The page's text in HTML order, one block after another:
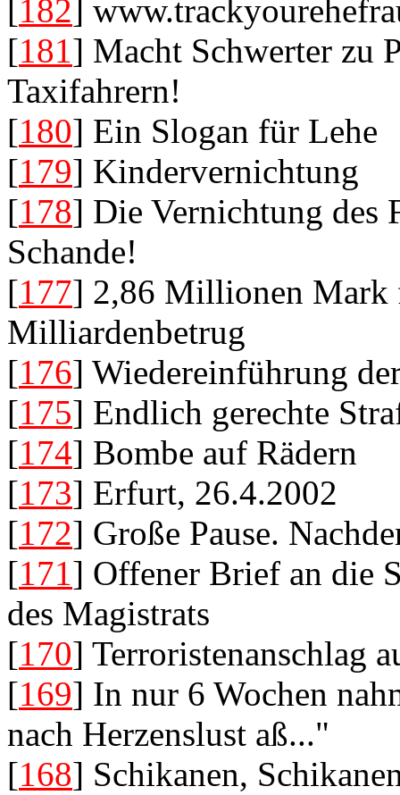
[182]
[181] Macht Schwerter zu
Taxifahrern!
[180] Ein Slogan für Lehe
[179] Kindervernichtung
[178] Die Vernichtung des
Schande!
[177] 2,86 Millionen Mark
Milliardenbetrug
[176] Wiedereinführung
[175] Endlich gerechte
[174] Bombe auf Rädern
[173] Erfurt, 26.4.2002
[172] Große Pause.
[171] Offener Brief an die
des Magistrats
[170] Terroristenanschlag
[169] In nur 6 Wochen
nach Herzenslust aß..."
[168] Schikanen,